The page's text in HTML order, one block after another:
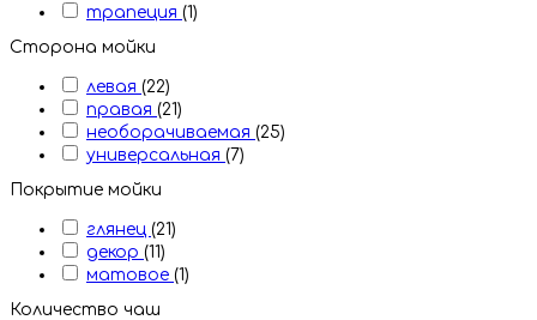
трапеция (1)
Сторона мойки
левая (22)
правая (21)
необорачиваемая (25)
универсальная (7)
Покрытие мойки
глянец (21)
декор (11)
матовое (1)
Количество чаш